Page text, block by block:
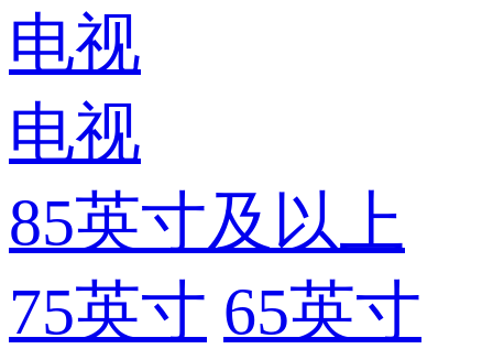
电视
电视
85英寸及以上
75英寸 65英寸